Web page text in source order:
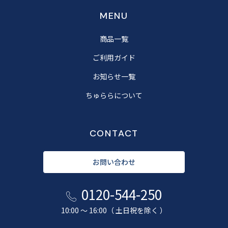
MENU
商品一覧
ご利用ガイド
お知らせ一覧
ちゅららについて
CONTACT
お問い合わせ
0120-544-250
10:00 〜 16:00（ 土日祝を除く ）